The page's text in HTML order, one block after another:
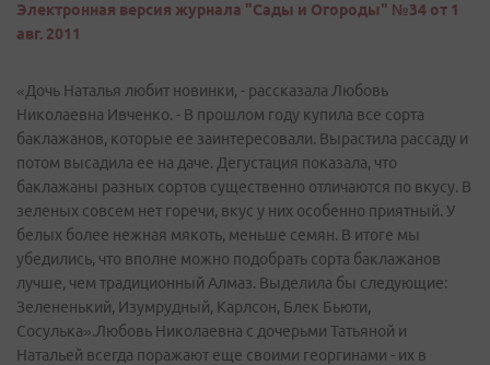
Электронная версия журнала "Сады и Огороды" №34 от 1
авг. 2011
«Дочь Наталья любит новинки, - рассказала Любовь
Николаевна Ивченко. - В прошлом году купила все сорта
баклажанов, которые ее заинтересовали. Вырастила рассаду и
потом высадила ее на даче. Дегустация показала, что
баклажаны разных сортов существенно отличаются по вкусу. В
зеленых совсем нет горечи, вкус у них особенно приятный. У
белых более нежная мякоть, меньше семян. В итоге мы
убедились, что вполне можно подобрать сорта баклажанов
лучше, чем традиционный Алмаз. Выделила бы следующие:
Зелененький, Изумрудный, Карлсон, Блек Бьюти,
Сосулька».Любовь Николаевна с дочерьми Татьяной и
Натальей всегда поражают еще своими георгинами - их в